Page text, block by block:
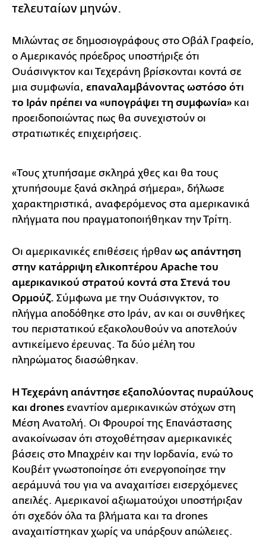
τελευταίων μηνών.
Μιλώντας σε δημοσιογράφους στο Οβάλ Γραφείο,
ο Αμερικανός πρόεδρος υποστήριξε ότι
Ουάσινγκτον και Τεχεράνη βρίσκονται κοντά σε
μια συμφωνία, επαναλαμβάνοντας ωστόσο ότι
το Ιράν πρέπει να «υπογράψει τη συμφωνία» και
προειδοποιώντας πως θα συνεχιστούν οι
στρατιωτικές επιχειρήσεις.
«Τους χτυπήσαμε σκληρά χθες και θα τους
χτυπήσουμε ξανά σκληρά σήμερα», δήλωσε
χαρακτηριστικά, αναφερόμενος στα αμερικανικά
πλήγματα που πραγματοποιήθηκαν την Τρίτη.
Οι αμερικανικές επιθέσεις ήρθαν ως απάντηση
στην κατάρριψη ελικοπτέρου Apache του
αμερικανικού στρατού κοντά στα Στενά του
Ορμούζ. Σύμφωνα με την Ουάσινγκτον, το
πλήγμα αποδόθηκε στο Ιράν, αν και οι συνθήκες
του περιστατικού εξακολουθούν να αποτελούν
αντικείμενο έρευνας. Τα δύο μέλη του
πληρώματος διασώθηκαν.
Η Τεχεράνη απάντησε εξαπολύοντας πυραύλους
και drones εναντίον αμερικανικών στόχων στη
Μέση Ανατολή. Οι Φρουροί της Επανάστασης
ανακοίνωσαν ότι στοχοθέτησαν αμερικανικές
βάσεις στο Μπαχρέιν και την Ιορδανία, ενώ το
Κουβέιτ γνωστοποίησε ότι ενεργοποίησε την
αεράμυνά του για να αναχαιτίσει εισερχόμενες
απειλές. Αμερικανοί αξιωματούχοι υποστήριξαν
ότι σχεδόν όλα τα βλήματα και τα drones
αναχαιτίστηκαν χωρίς να υπάρξουν απώλειες.